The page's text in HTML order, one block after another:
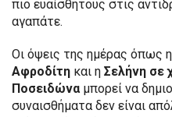
πιο ευαίσθητους στις
αγαπάτε.
Οι όψεις της ημέρας όπως η
Αφροδίτη και η Σελήνη σε
Ποσειδώναμπορεί να
συναισθήματα δεν είναι